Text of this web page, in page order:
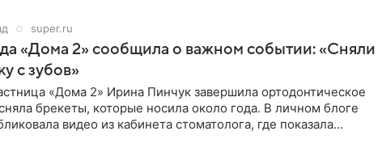
super.ru
«Дома 2» сообщила о важном событии: «Сняли
с зубов»
«Дома 2» Ирина Пинчук завершила ортодонтическое
брекеты, которые носила около года. В личном блоге
видео из кабинета стоматолога, где показала